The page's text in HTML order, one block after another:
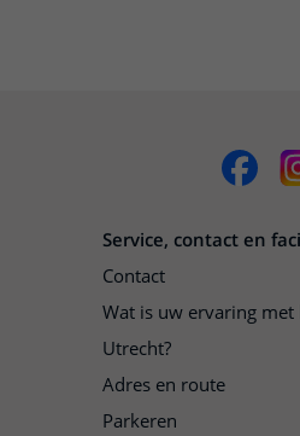
Service, contact en
Contact
Wat is uw ervaring met
Utrecht?
Adres en route
Parkeren